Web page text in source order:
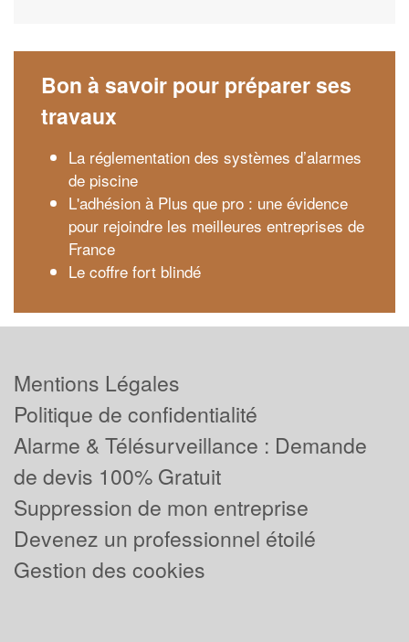
Bon à savoir pour préparer ses
travaux
La réglementation des systèmes d’alarmes
de piscine
L'adhésion à Plus que pro : une évidence
pour rejoindre les meilleures entreprises de
France
Le coffre fort blindé
Mentions Légales
Politique de confidentialité
Alarme & Télésurveillance : Demande
de devis 100% Gratuit
Suppression de mon entreprise
Devenez un professionnel étoilé
Gestion des cookies